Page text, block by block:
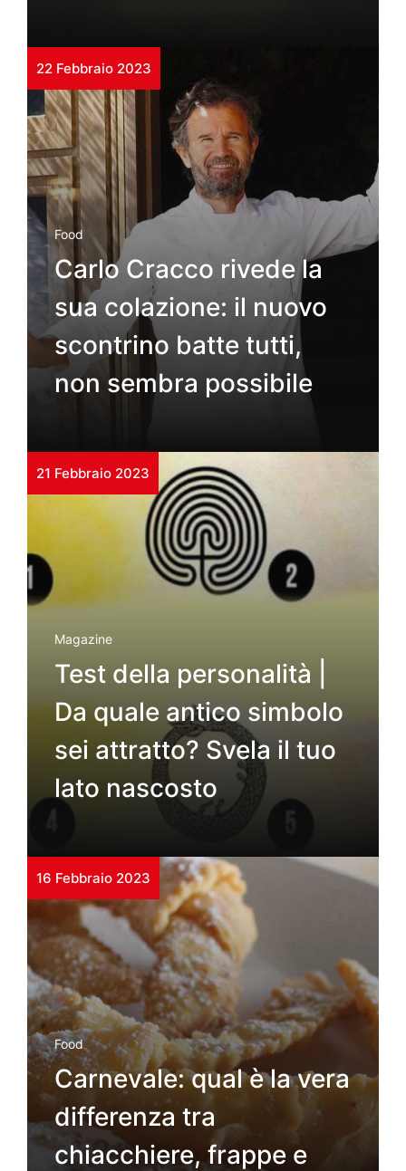
22 Febbraio 2023
Food
Carlo Cracco rivede la
sua colazione: il nuovo
scontrino batte tutti,
non sembra possibile
21 Febbraio 2023
Magazine
Test della personalità |
Da quale antico simbolo
sei attratto? Svela il tuo
lato nascosto
16 Febbraio 2023
Food
Carnevale: qual è la vera
differenza tra
chiacchiere, frappe e